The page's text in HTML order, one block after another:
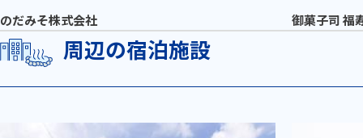
のだみそ株式会社 御菓子司 福
周辺の宿泊施設